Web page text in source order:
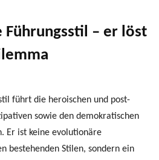
– er löst
führt die heroischen und post-
sowie den demokratischen
Er ist keine evolutionäre
bestehenden Stilen, sondern ein